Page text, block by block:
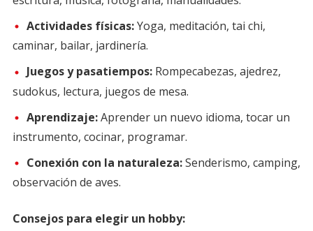
Actividades físicas:Yoga, meditación, tai chi,
caminar, bailar, jardinería.
Juegos y pasatiempos:Rompecabezas, ajedrez,
sudokus, lectura, juegos de mesa.
Aprendizaje:Aprender un nuevo idioma, tocar un
instrumento, cocinar, programar.
Conexión con la naturaleza:Senderismo, camping,
observación de aves.
Consejos para elegir un hobby: